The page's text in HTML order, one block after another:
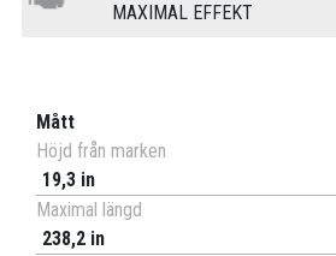
MAXIMAL EFFEKT
Mått
Höjd från marken
19,3 in
Maximal längd
238,2 in